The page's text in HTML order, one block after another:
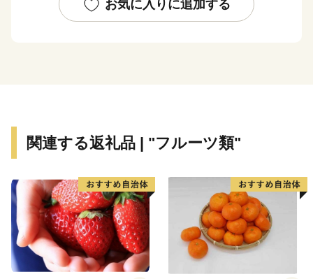
お気に入りに追加する
関連する返礼品 | "フルーツ類"